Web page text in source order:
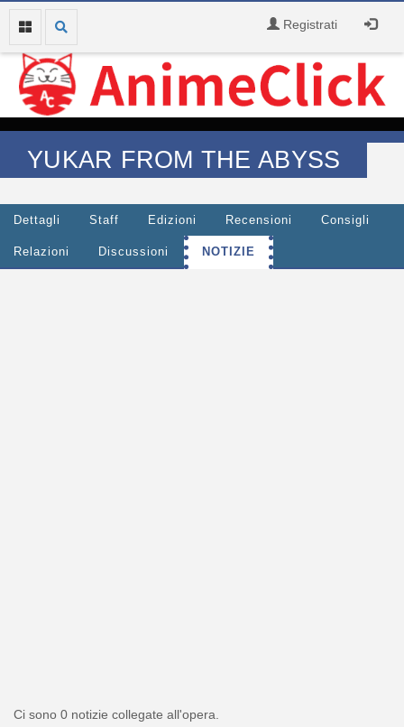
Registrati
YUKAR FROM THE ABYSS
Dettagli Staff Edizioni Recensioni Consigli
Relazioni Discussioni NOTIZIE
Ci sono 0 notizie collegate all'opera.